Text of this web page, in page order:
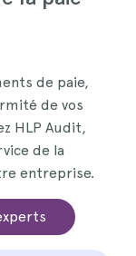
de paie,
de vos
HLP Audit,
de la
entreprise.